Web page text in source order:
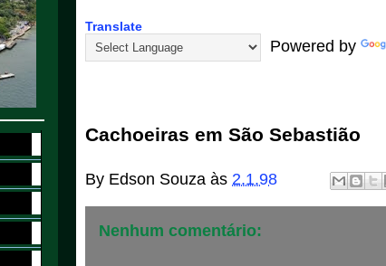
Translate
Powered by
Cachoeiras em São Sebastião
By Edson Souza às 2.1.98
Nenhum comentário: